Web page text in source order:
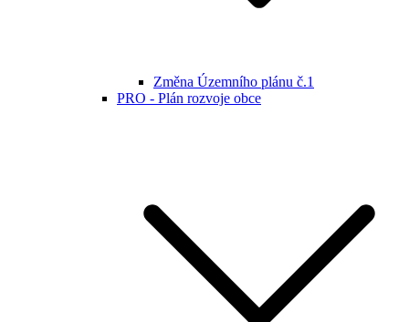
Změna Územního plánu č.1
PRO - Plán rozvoje obce